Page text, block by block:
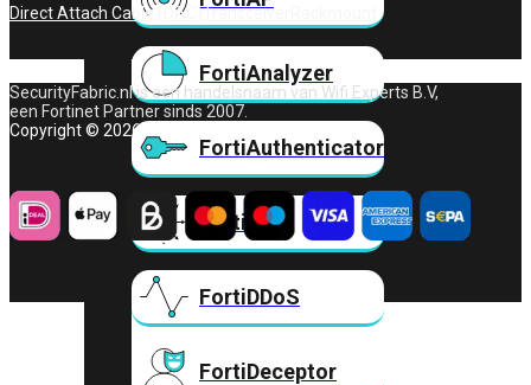
FortiAnalyzer
FortiAuthenticator
FortiADC
FortiDDoS
FortiDeceptor
Direct Attach Cable (DAC)Transceiver
SecurityFabric.nl is een handelsnaam van Wifi Experts B.V,
een Fortinet Partner sinds 2007.
Copyright © 2026 – Wifi Experts B.V.